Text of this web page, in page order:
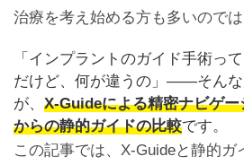
治療を考え始める方も多いのでは
「インプラントのガイド手術っ
だけど、何が違うの」――そん
が、 X-Guideによる精密ナビゲ
からの静的ガイドの比較です。
この記事では、X-Guideと静的ガ